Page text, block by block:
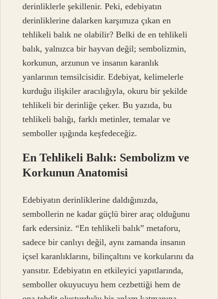
derinliklerle şekillenir. Peki, edebiyatın
derinliklerine dalarken karşımıza çıkan en
tehlikeli balık ne olabilir? Belki de en tehlikeli
balık, yalnızca bir hayvan değil; sembolizmin,
korkunun, arzunun ve insanın karanlık
yanlarının temsilcisidir. Edebiyat, kelimelerle
kurduğu ilişkiler aracılığıyla, okuru bir şekilde
tehlikeli bir derinliğe çeker. Bu yazıda, bu
tehlikeli balığı, farklı metinler, temalar ve
semboller ışığında keşfedeceğiz.
En Tehlikeli Balık: Sembolizm ve
Korkunun Anatomisi
Edebiyatın derinliklerine daldığınızda,
sembollerin ne kadar güçlü birer araç olduğunu
fark edersiniz. “En tehlikeli balık” metaforu,
sadece bir canlıyı değil, aynı zamanda insanın
içsel karanlıklarını, bilinçaltını ve korkularını da
yansıtır. Edebiyatın en etkileyici yapıtlarında,
semboller okuyucuyu hem cezbettiği hem de